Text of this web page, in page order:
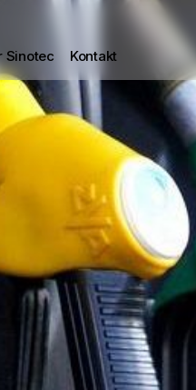
Sinotec Kontakt